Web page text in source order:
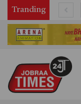
Tranding